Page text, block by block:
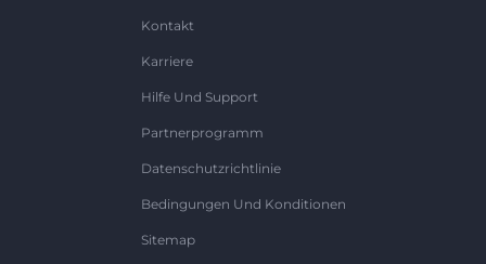
Kontakt
Karriere
Hilfe Und Support
Partnerprogramm
Datenschutzrichtlinie
Bedingungen Und Konditionen
Sitemap